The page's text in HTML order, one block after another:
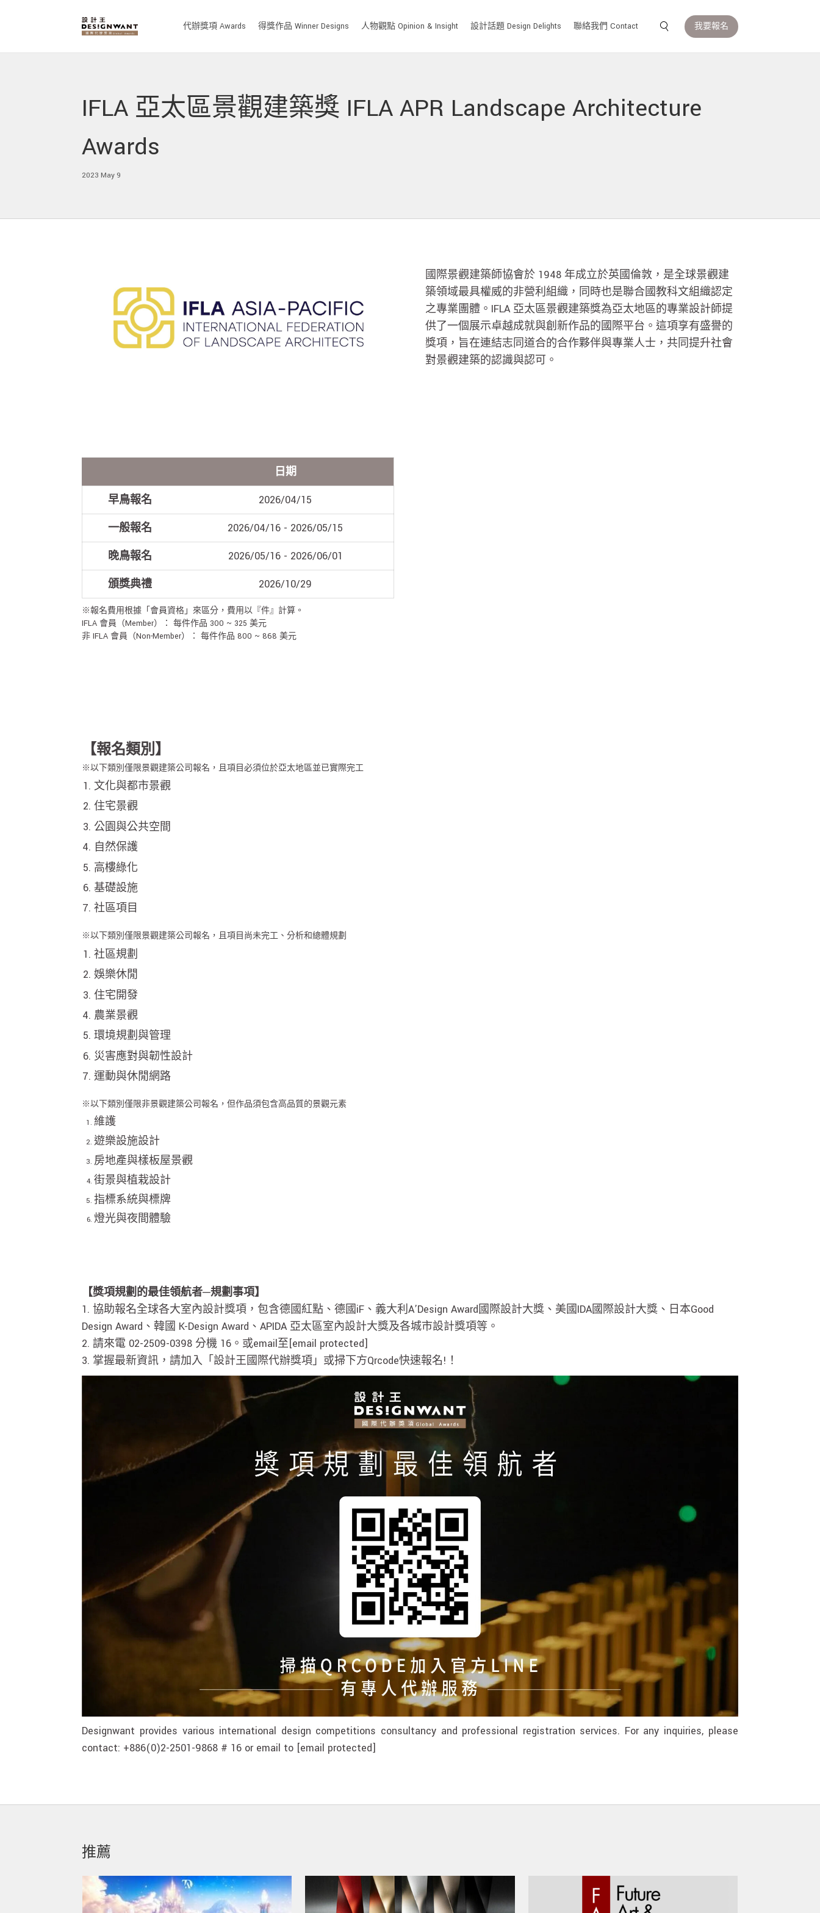
代辦獎項 Awards 得獎作品 Winner Designs 人物觀點 Opinion & Insight 設計話題 Design Delights 聯絡我們 Contact 我要報名
IFLA 亞太區景觀建築獎 IFLA APR Landscape Architecture
Awards
2023 May 9
國際景觀建築師協會於 1948 年成立於英國倫敦，是全球景觀建
築領域最具權威的非營利組織，同時也是聯合國教科文組織認定
之專業團體。IFLA 亞太區景觀建築獎為亞太地區的專業設計師提
供了一個展示卓越成就與創新作品的國際平台。這項享有盛譽的
獎項，旨在連結志同道合的合作夥伴與專業人士，共同提升社會
對景觀建築的認識與認可。
日期
早鳥報名
2026/04/15
一般報名
2026/04/16 - 2026/05/15
晚鳥報名
2026/05/16 - 2026/06/01
頒獎典禮
2026/10/29
※報名費用根據「會員資格」來區分，費用以『件』計算。
IFLA 會員（Member）： 每件作品 300 ~ 325 美元
非 IFLA 會員（Non-Member）： 每件作品 800 ~ 868 美元
【報名類別】
※以下類別僅限景觀建築公司報名，且項目必須位於亞太地區並已實際完工
文化與都市景觀
住宅景觀
公園與公共空間
自然保護
高樓綠化
基礎設施
社區項目
※以下類別僅限景觀建築公司報名，且項目尚未完工、分析和總體規劃
社區規劃
娛樂休閒
住宅開發
農業景觀
環境規劃與管理
災害應對與韌性設計
運動與休閒網路
※以下類別僅限非景觀建築公司報名，但作品須包含高品質的景觀元素
維護
遊樂設施設計
房地產與樣板屋景觀
街景與植栽設計
指標系統與標牌
燈光與夜間體驗
【獎項規劃的最佳領航者─規劃事項】
1. 協助報名全球各大室內設計獎項，包含德國紅點、德國iF、義大利A’Design Award國際設計大獎、美國IDA國際設計大獎、日本Good
Design Award、韓國 K-Design Award、APIDA 亞太區室內設計大獎及各城市設計獎項等。
2. 請來電 02-2509-0398 分機 16。或email至[email protected]
3. 掌握最新資訊，請加入「設計王國際代辦獎項」或掃下方Qrcode快速報名!！
Designwant provides various international design competitions consultancy and professional registration services. For any inquiries, please
contact: +886(0)2-2501-9868 # 16 or email to [email protected]
推薦